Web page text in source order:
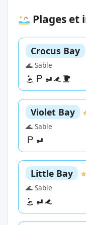
Plages
Crocus Bay
🌊 Sable
Violet Bay
🌊 Sable
Little Bay
🌊 Sable